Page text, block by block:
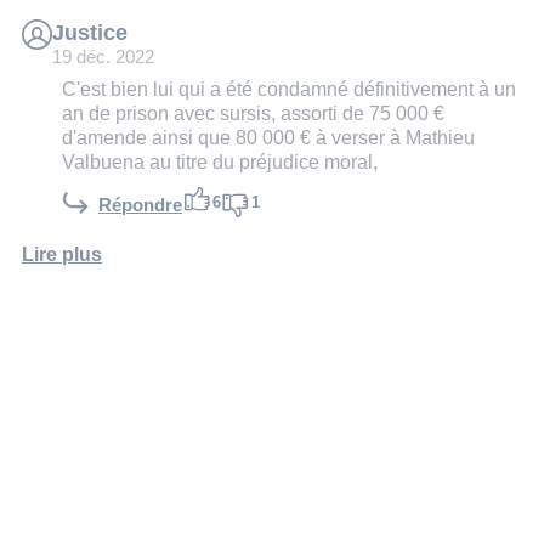
Justice
19 déc. 2022
C'est bien lui qui a été condamné définitivement à un
an de prison avec sursis, assorti de 75 000 €
d'amende ainsi que 80 000 € à verser à Mathieu
Valbuena au titre du préjudice moral,
Répondre 6 1
Lire plus